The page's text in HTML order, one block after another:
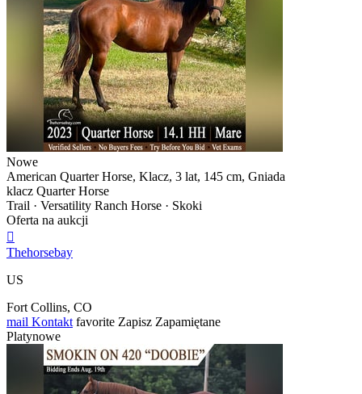
Nowe
American Quarter Horse, Klacz, 3 lat, 145 cm, Gniada
klacz Quarter Horse
Trail · Versatility Ranch Horse · Skoki
Oferta na aukcji

Thehorsebay
US
Fort Collins, CO
mail Kontakt favorite Zapisz Zapamiętane
Platynowe